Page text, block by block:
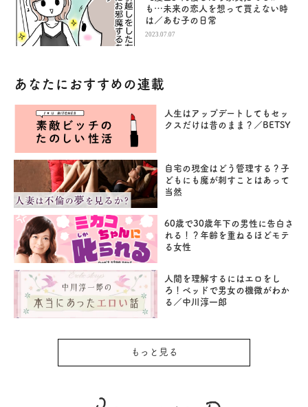
も…未来の恋人を想って買えない時
は／あむ子の日常
2023.07.07
あなたにおすすめの連載
人生はアップデートしてもセッ
クスだけは昔のまま？／BETSY
自宅の現金はどう管理する？子
どもにも魔が刺すことはあって
当然
60歳で30歳年下の男性に告白さ
れる！？年齢を重ねるほどモテ
る女性
人間を理解するにはエロをし
ろ！ベッドで男女の機微がわか
る／中川淳一郎
もっと見る